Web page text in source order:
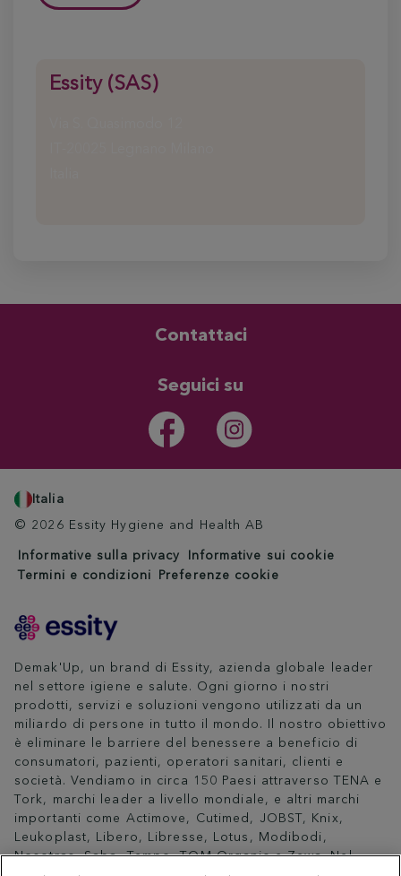
Essity (SAS)
Contattaci
Seguici su
Italia
© 2026 Essity Hygiene and Health AB
Informative sulla privacy
Informative sui cookie
Termini e condizioni
Preferenze cookie
Demak'Up, un brand di Essity, azienda globale leader
nel settore igiene e salute. Ogni giorno i nostri
prodotti, servizi e soluzioni vengono utilizzati da un
miliardo di persone in tutto il mondo. Il nostro obiettivo
è eliminare le barriere del benessere a beneficio di
consumatori, pazienti, operatori sanitari, clienti e
società. Vendiamo in circa 150 Paesi attraverso TENA e
Tork, marchi leader a livello mondiale, e altri marchi
importanti come Actimove, Cutimed, JOBST, Knix,
Leukoplast, Libero, Libresse, Lotus, Modibodi,
Nosotras, Saba, Tempo, TOM Organic e Zewa. Nel